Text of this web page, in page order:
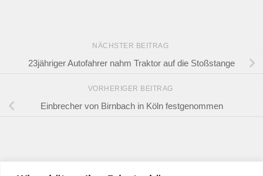
NÄCHSTER BEITRAG
23jähriger Autofahrer nahm Traktor auf die Stoßstange
VORHERIGER BEITRAG
Einbrecher von Birnbach in Köln festgenommen